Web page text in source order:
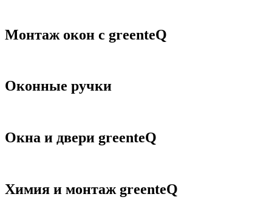
Монтаж окон с greenteQ
Оконные ручки
Окна и двери greenteQ
Химия и монтаж greenteQ